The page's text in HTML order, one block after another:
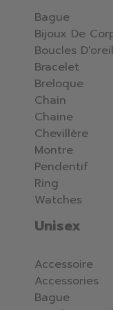
Bague
Bijoux De
Boucles
Bracelet
Breloque
Chain
Chaine
Chevillère
Montre
Pendentif
Ring
Watches
Unisex
Accessoire
Accessories
Bague